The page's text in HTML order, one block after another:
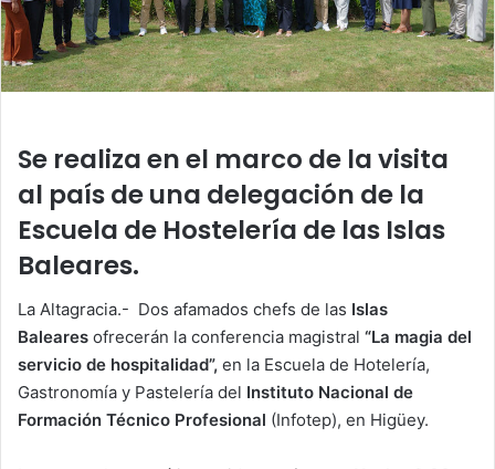
Se realiza en el marco de la visita
al país de una delegación de la
Escuela de Hostelería de las Islas
Baleares.
La Altagracia.- Dos afamados chefs de las Islas
Baleares ofrecerán la conferencia magistral “La magia del
servicio de hospitalidad”, en la Escuela de Hotelería,
Gastronomía y Pastelería del Instituto Nacional de
Formación Técnico Profesional (Infotep), en Higüey.